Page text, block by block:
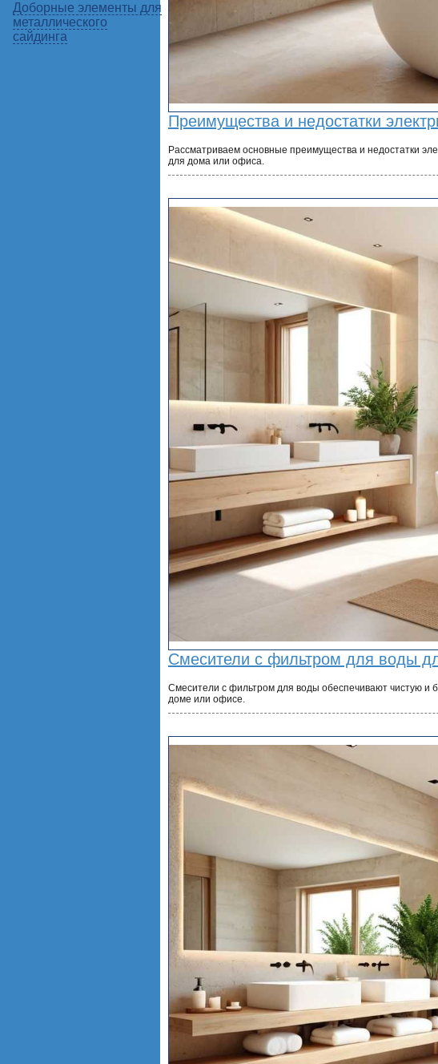
Доборные элементы для
металлического
сайдинга
Преимущества и недостатки
Рассматриваем основные преимущества и недостатки
для дома или офиса.
Смесители с фильтром для воды
Смесители с фильтром для воды обеспечивают чистую и
доме или офисе.